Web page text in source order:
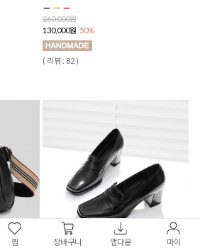
260,000원
130,000원 50%
( 리뷰 : 82 )
찜 장바구니 앱다운 마이